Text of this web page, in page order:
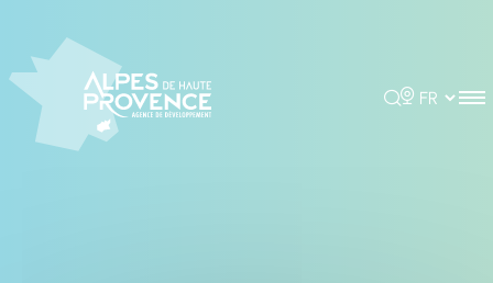
Rechercher
Choisir la